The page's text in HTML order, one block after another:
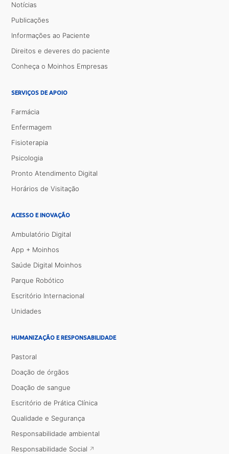
Notícias
Publicações
Informações ao Paciente
Direitos e deveres do paciente
Conheça o Moinhos Empresas
SERVIÇOS DE APOIO
Farmácia
Enfermagem
Fisioterapia
Psicologia
Pronto Atendimento Digital
Horários de Visitação
ACESSO E INOVAÇÃO
Ambulatório Digital
App + Moinhos
Saúde Digital Moinhos
Parque Robótico
Escritório Internacional
Unidades
HUMANIZAÇÃO E RESPONSABILIDADE
Pastoral
Doação de órgãos
Doação de sangue
Escritório de Prática Clínica
Qualidade e Segurança
Responsabilidade ambiental
Responsabilidade Social